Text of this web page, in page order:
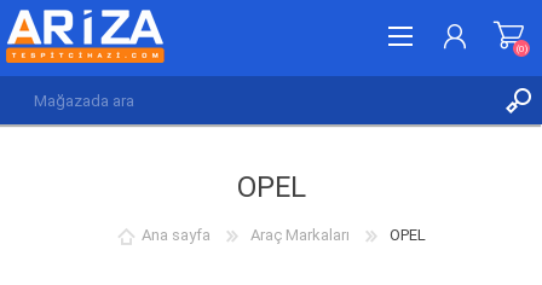
(0)
OPEL
Ana sayfa Araç Markaları OPEL